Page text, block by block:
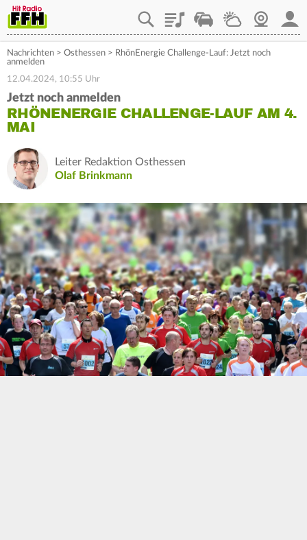
PlaylistStaupilotWetterWebcam
Nachrichten > Osthessen > RhönEnergie Challenge-Lauf: Jetzt noch
anmelden
12.04.2024, 10:55 Uhr
Jetzt noch anmelden
RHÖNENERGIE CHALLENGE-LAUF AM 4.
MAI
Leiter Redaktion Osthessen
Olaf Brinkmann